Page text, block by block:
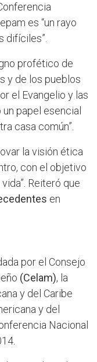
es “un rayo
difíciles”.
profético de
y de los pueblos
el Evangelio y las
papel esencial
casa común”.
la visión ética
con el objetivo
Reiteró que
en
por el Consejo
(Celam), la
y del Caribe
y del
Nacional